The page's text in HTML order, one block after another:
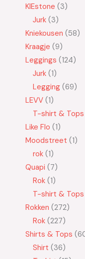
KIEstone 3
Jurk 3
Kniekousen 58
Kraagje 9
Leggings 124
Jurk 1
Legging 69
LEVV 1
T-shirt & Tops
Like Flo 1
Moodstreet 1
rok 1
Quapi 7
Rok 1
T-shirt & Tops
Rokken 272
Rok 227
Shirts & Tops
Shirt 36